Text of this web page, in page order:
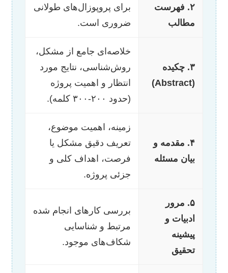
۲. فهرست
مطالب
برای پروپوزال‌های طولانی
ضروری است.
۳. چکیده
(Abstract)
خلاصه‌ای جامع از مشکل،
روش‌شناسی، نتایج مورد
انتظار و اهمیت پروژه
(حدود ۲۰۰-۳۰۰ کلمه).
۴. مقدمه و
بیان مسئله
زمینه، اهمیت موضوع،
تعریف دقیق مشکل یا
فرصت، اهداف کلی و
جزئی پروژه.
۵. مرور
ادبیات و
پیشینه
تحقیق
بررسی کارهای انجام شده
مرتبط و شناسایی
شکاف‌های موجود.